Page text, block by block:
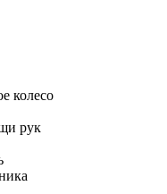
колесо
рук